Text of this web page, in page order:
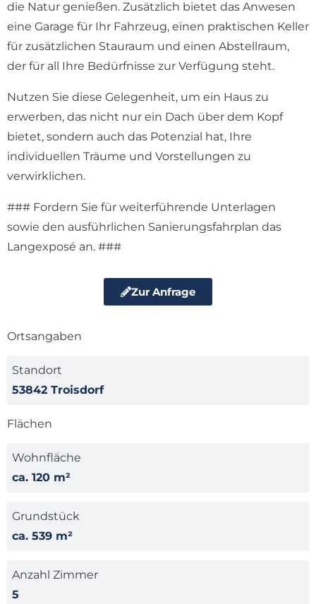
die Natur genießen. Zusätzlich bietet das Anwesen
eine Garage für Ihr Fahrzeug, einen praktischen Keller
für zusätzlichen Stauraum und einen Abstellraum,
der für all Ihre Bedürfnisse zur Verfügung steht.
Nutzen Sie diese Gelegenheit, um ein Haus zu
erwerben, das nicht nur ein Dach über dem Kopf
bietet, sondern auch das Potenzial hat, Ihre
individuellen Träume und Vorstellungen zu
verwirklichen.
### Fordern Sie für weiterführende Unterlagen
sowie den ausführlichen Sanierungsfahrplan das
Langexposé an. ###
Zur Anfrage
Ortsangaben
Standort
53842 Troisdorf
Flächen
Wohnfläche
ca. 120 m²
Grundstück
ca. 539 m²
Anzahl Zimmer
5